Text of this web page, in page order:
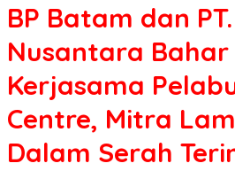
BP Batam dan
Nusantara Bahar
Kerjasama
Centre, Mitra
Dalam Serah